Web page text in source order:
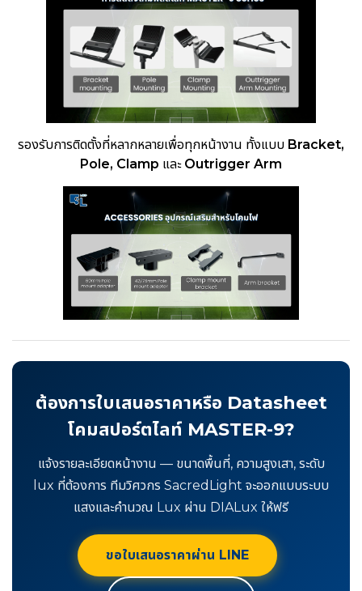
รองรับการติดตั้งที่หลากหลายเพื่อทุกหน้างาน ทั้งแบบ Bracket,
Pole, Clamp และ Outrigger Arm
ต้องการใบเสนอราคาหรือ Datasheet
โคมสปอร์ตไลท์ MASTER-9?
แจ้งรายละเอียดหน้างาน — ขนาดพื้นที่, ความสูงเสา, ระดับ
lux ที่ต้องการ ทีมวิศวกร SacredLight จะออกแบบระบบ
แสงและคำนวณ Lux ผ่าน DIALux ให้ฟรี
ขอใบเสนอราคาผ่าน LINE